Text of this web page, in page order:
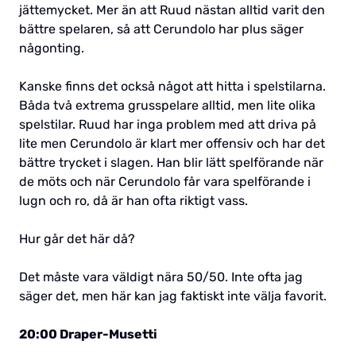
jättemycket. Mer än att Ruud nästan alltid varit den
bättre spelaren, så att Cerundolo har plus säger
någonting.
Kanske finns det också något att hitta i spelstilarna.
Båda två extrema grusspelare alltid, men lite olika
spelstilar. Ruud har inga problem med att driva på
lite men Cerundolo är klart mer offensiv och har det
bättre trycket i slagen. Han blir lätt spelförande när
de möts och när Cerundolo får vara spelförande i
lugn och ro, då är han ofta riktigt vass.
Hur går det här då?
Det måste vara väldigt nära 50/50. Inte ofta jag
säger det, men här kan jag faktiskt inte välja favorit.
20:00 Draper-Musetti